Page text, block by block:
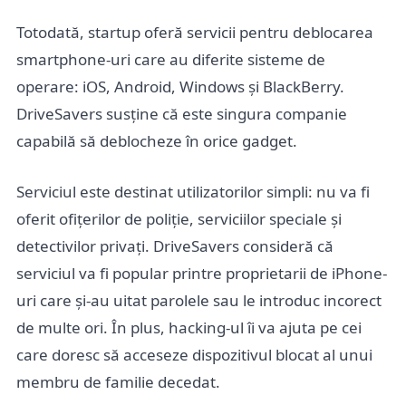
Totodată, startup oferă servicii pentru deblocarea
smartphone-uri care au diferite sisteme de
operare: iOS, Android, Windows și BlackBerry.
DriveSavers susține că este singura companie
capabilă să deblocheze în orice gadget.
Serviciul este destinat utilizatorilor simpli: nu va fi
oferit ofițerilor de poliție, serviciilor speciale și
detectivilor privați. DriveSavers consideră că
serviciul va fi popular printre proprietarii de iPhone-
uri care și-au uitat parolele sau le introduc incorect
de multe ori. În plus, hacking-ul îi va ajuta pe cei
care doresc să acceseze dispozitivul blocat al unui
membru de familie decedat.